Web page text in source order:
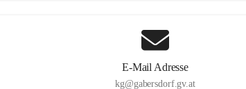
E-Mail Adresse
kg@gabersdorf.gv.at